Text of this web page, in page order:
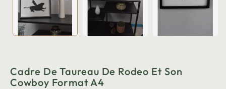
Cadre De Taureau De Rodeo Et Son
Cowboy Format A4